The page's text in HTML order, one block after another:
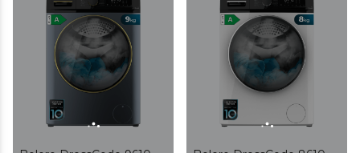
Cestello.
Cestello.